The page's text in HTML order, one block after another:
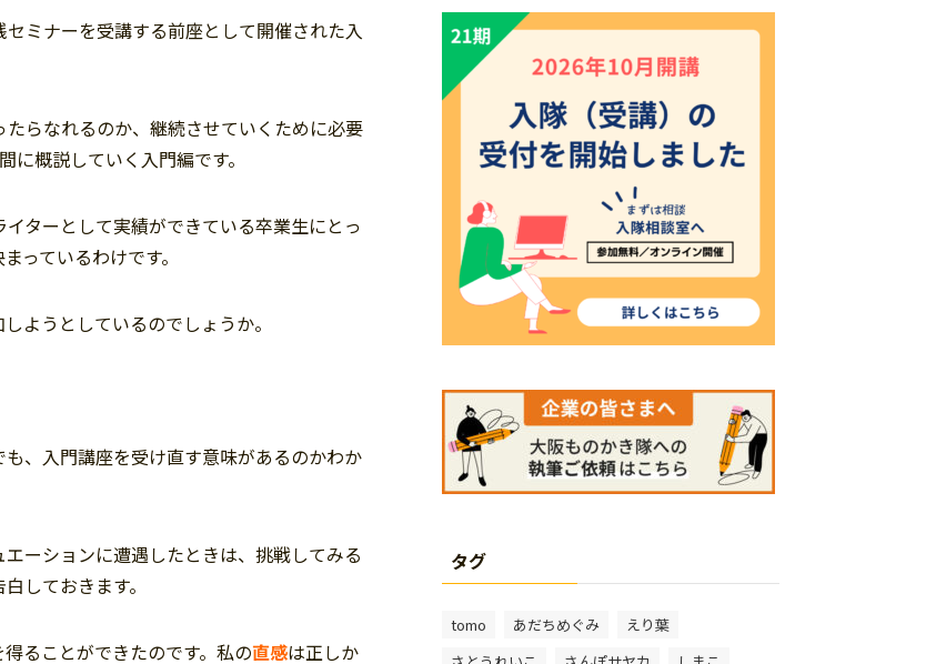
ミナーを受講する前座として開催された入
らなれるのか、継続させていくために必要
概説していく入門編です。
ターとして実績ができている卒業生にとっ
っているわけです。
ようとしているのでしょうか。
、入門講座を受け直す意味があるのかわか
ーションに遭遇したときは、挑戦してみる
しておきます。
ることができたのです。私の直感は正しか
タグ
tomo あだちめぐみ
えり葉